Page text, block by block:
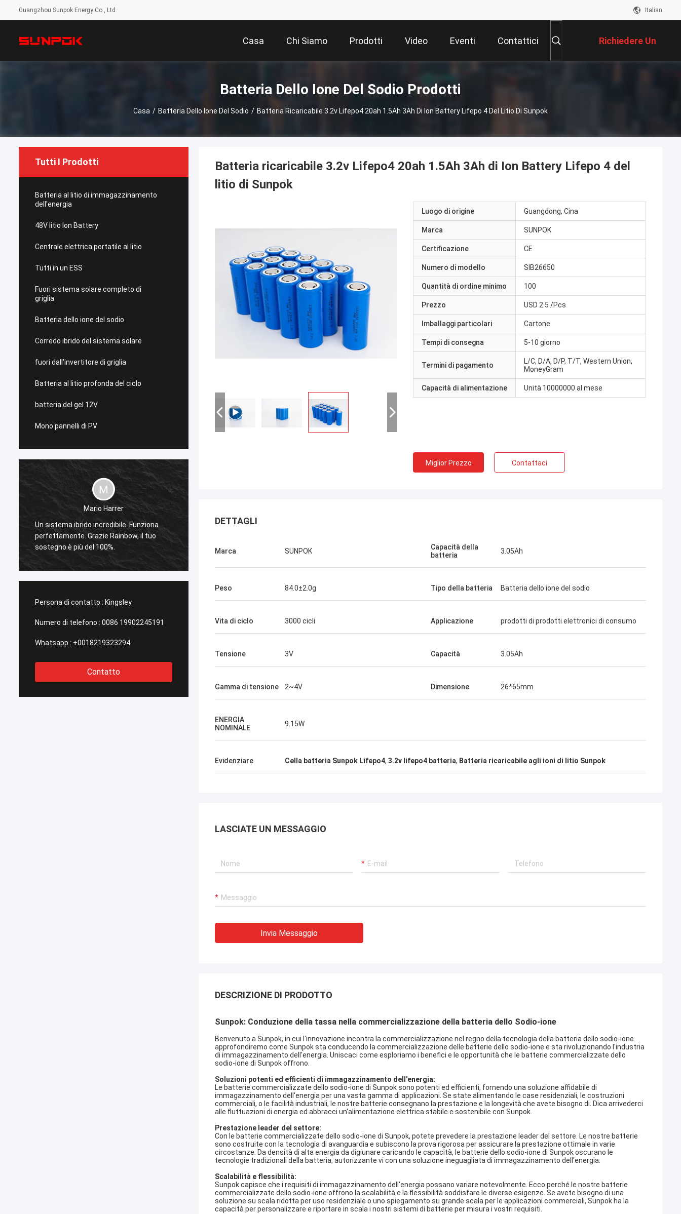
Guangzhou Sunpok Energy Co., Ltd. Italian
Casa Chi Siamo Prodotti Video Eventi Contattici Richiedere Un
Preventivo
Batteria Dello Ione Del Sodio Prodotti
Casa / Batteria Dello Ione Del Sodio / Batteria Ricaricabile 3.2v Lifepo4 20ah 1.5Ah 3Ah Di Ion Battery Lifepo 4 Del Litio Di Sunpok
Tutti I Prodotti
Batteria al litio di immagazzinamento
dell'energia
48V litio Ion Battery
Centrale elettrica portatile al litio
Tutti in un ESS
Fuori sistema solare completo di
griglia
Batteria dello ione del sodio
Corredo ibrido del sistema solare
fuori dall'invertitore di griglia
Batteria al litio profonda del ciclo
batteria del gel 12V
Mono pannelli di PV
Mario Harrer
Un sistema ibrido incredibile. Funziona
perfettamente. Grazie Rainbow, il tuo
sostegno è più del 100%.
Sunpok e' il miglior venditore che abbia
pronto ad assistere in ogni momento.
Persona di contatto : Kingsley
Numero di telefono : 0086 19902245191
Whatsapp : +0018219323294
Contatto
Batteria ricaricabile 3.2v Lifepo4 20ah 1.5Ah 3Ah di Ion Battery Lifepo 4 del
litio di Sunpok
Luogo di origine Guangdong, Cina
Marca SUNPOK
Certificazione CE
Numero di modello SIB26650
Quantità di ordine minimo 100
Prezzo USD 2.5 /Pcs
Imballaggi particolari Cartone
Tempi di consegna 5-10 giorno
Termini di pagamento
L/C, D/A, D/P, T/T, Western Union,
MoneyGram
Capacità di alimentazione Unità 10000000 al mese
Miglior Prezzo Contattaci
DETTAGLI
Marca SUNPOK
Capacità della
batteria
3.05Ah
Peso 84.0±2.0g Tipo della batteria Batteria dello ione del sodio
Vita di ciclo 3000 cicli Applicazione prodotti di prodotti elettronici di consumo
Tensione 3V Capacità 3.05Ah
Gamma di tensione 2~4V Dimensione 26*65mm
ENERGIA
NOMINALE
9.15W
Evidenziare Cella batteria Sunpok Lifepo4, 3.2v lifepo4 batteria, Batteria ricaricabile agli ioni di litio Sunpok
LASCIATE UN MESSAGGIO
Invia Messaggio
DESCRIZIONE DI PRODOTTO
Sunpok: Conduzione della tassa nella commercializzazione della batteria dello Sodio-ione
Benvenuto a Sunpok, in cui l'innovazione incontra la commercializzazione nel regno della tecnologia della batteria dello sodio-ione.
approfondiremo come Sunpok sta conducendo la commercializzazione delle batterie dello sodio-ione e sta rivoluzionando l'industria
di immagazzinamento dell'energia. Uniscaci come esploriamo i benefici e le opportunità che le batterie commercializzate dello
sodio-ione di Sunpok offrono.
Soluzioni potenti ed efficienti di immagazzinamento dell'energia:
Le batterie commercializzate dello sodio-ione di Sunpok sono potenti ed efficienti, fornendo una soluzione affidabile di
immagazzinamento dell'energia per una vasta gamma di applicazioni. Se state alimentando le case residenziali, le costruzioni
commerciali, o le facilità industriali, le nostre batterie consegnano la prestazione e la longevità che avete bisogno di. Dica arrivederci
alle fluttuazioni di energia ed abbracci un'alimentazione elettrica stabile e sostenibile con Sunpok.
Prestazione leader del settore:
Con le batterie commercializzate dello sodio-ione di Sunpok, potete prevedere la prestazione leader del settore. Le nostre batterie
sono costruite con la tecnologia di avanguardia e subiscono la prova rigorosa per assicurare la prestazione ottimale in varie
circostanze. Da densità di alta energia da digiunare caricando le capacità, le batterie dello sodio-ione di Sunpok oscurano le
tecnologie tradizionali della batteria, autorizzante vi con una soluzione ineguagliata di immagazzinamento dell'energia.
Scalabilità e flessibilità:
Sunpok capisce che i requisiti di immagazzinamento dell'energia possano variare notevolmente. Ecco perché le nostre batterie
commercializzate dello sodio-ione offrono la scalabilità e la flessibilità soddisfare le diverse esigenze. Se avete bisogno di una
soluzione su scala ridotta per uso residenziale o uno spiegamento su grande scala per le applicazioni commerciali, Sunpok ha la
capacità per personalizzare e riportare in scala i nostri sistemi di batterie per misura i vostri requisiti.